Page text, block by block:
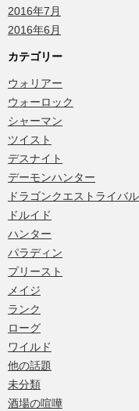
2016年7月
2016年6月
カテゴリー
ウォリアー
ウォーロック
シャーマン
ツイスト
デスナイト
デーモンハンター
ドラゴンクエストライバ
ドルイド
ハンター
パラディン
プリースト
メイジ
ランク
ローグ
ワイルド
他の話題
未分類
酒場の喧嘩